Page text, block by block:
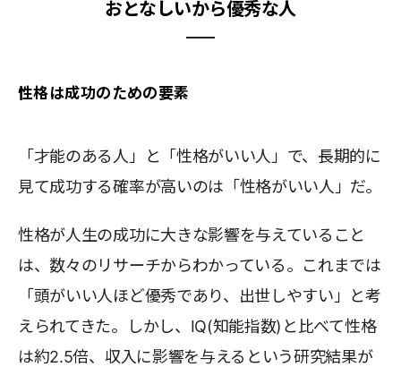
おとなしいから優秀な人
性格は成功のための要素
「才能のある人」と「性格がいい人」で、長期的に
見て成功する確率が高いのは「性格がいい人」だ。
性格が人生の成功に大きな影響を与えていること
は、数々のリサーチからわかっている。これまでは
「頭がいい人ほど優秀であり、出世しやすい」と考
えられてきた。しかし、IQ(知能指数)と比べて性格
は約2.5倍、収入に影響を与えるという研究結果が